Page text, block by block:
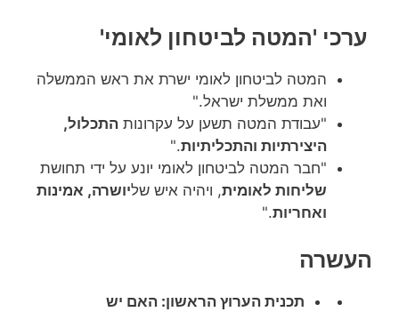
ערכי 'המטה לביטחון לאומי'
המטה לביטחון לאומי ישרת את ראש הממשלה
ואת ממשלת ישראל."
"עבודת המטה תשען על עקרונות התכלול,
היצירתיות והתכליתיות."
"חבר המטה לביטחון לאומי יונע על ידי תחושת
שליחות לאומית, ויהיה איש שליושרה, אמינות
ואחריות."
העשרה
תכנית הערוץ הראשון: האם יש